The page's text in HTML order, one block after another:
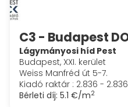
C3 - Budapest
Lágymányosi híd Pest
Budapest, XXI. kerület
Weiss Manfréd út 5-7.
Kiadó raktár : 2.836 -
Bérleti díj: 5.1 €/m2